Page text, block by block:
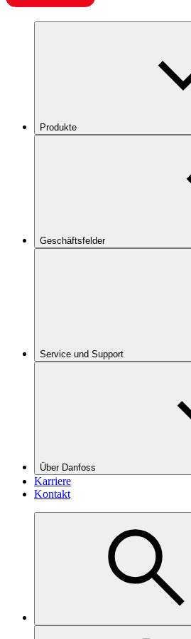
Produkte
Geschäftsfelder
Service und Support
Über Danfoss
Karriere
Kontakt